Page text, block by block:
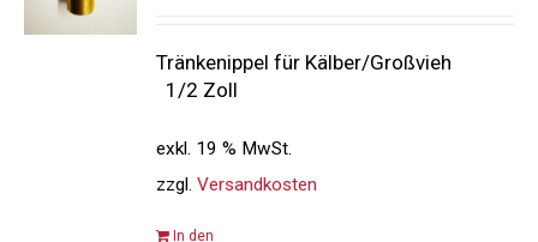
Tränkenippel für Kälber/Großvieh
1/2 Zoll
exkl. 19 % MwSt.
zzgl.Versandkosten
In den